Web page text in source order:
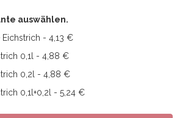
auswählen.
Eichstrich - 4,13 €
0,1l - 4,88 €
0,2l - 4,88 €
0,1l+0,2l - 5,24 €